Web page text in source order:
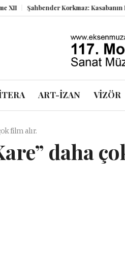
Şahbender Korkmaz: Kasabanın
ART-İZAN VİZÖR
film alır.
daha